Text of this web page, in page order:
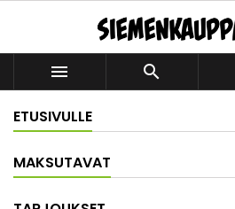
 
ETUSIVULLE
MAKSUTAVAT